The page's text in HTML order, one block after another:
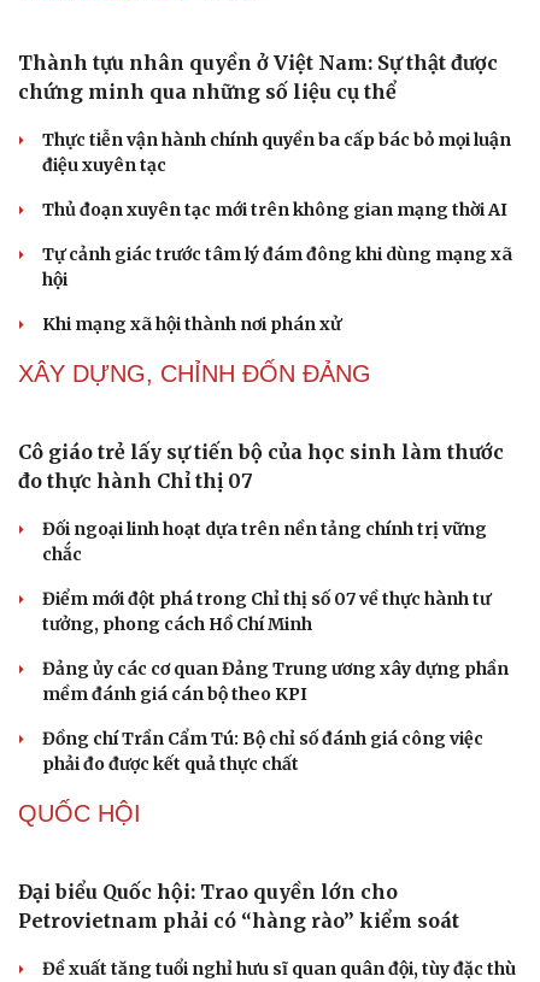
Thành tựu nhân quyền ở Việt Nam: Sự thật được
chứng minh qua những số liệu cụ thể
Thực tiễn vận hành chính quyền ba cấp bác bỏ mọi luận
điệu xuyên tạc
Thủ đoạn xuyên tạc mới trên không gian mạng thời AI
Tự cảnh giác trước tâm lý đám đông khi dùng mạng xã
hội
Khi mạng xã hội thành nơi phán xử
XÂY DỰNG, CHỈNH ĐỐN ĐẢNG
Cô giáo trẻ lấy sự tiến bộ của học sinh làm thước
đo thực hành Chỉ thị 07
Đối ngoại linh hoạt dựa trên nền tảng chính trị vững
chắc
Điểm mới đột phá trong Chỉ thị số 07 về thực hành tư
tưởng, phong cách Hồ Chí Minh
Đảng ủy các cơ quan Đảng Trung ương xây dựng phần
mềm đánh giá cán bộ theo KPI
Đồng chí Trần Cẩm Tú: Bộ chỉ số đánh giá công việc
phải đo được kết quả thực chất
QUỐC HỘI
Đại biểu Quốc hội: Trao quyền lớn cho
Petrovietnam phải có “hàng rào” kiểm soát
Đề xuất tăng tuổi nghỉ hưu sĩ quan quân đội, tùy đặc thù